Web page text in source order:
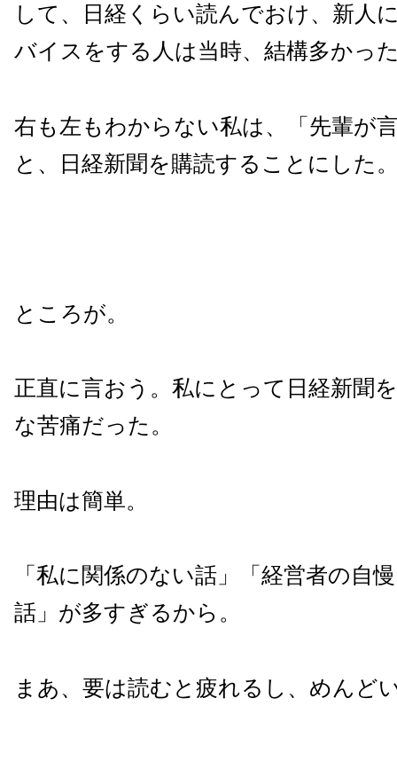
して、日経くらい読んでおけ、新人
バイスをする人は当時、結構多かっ
右も左もわからない私は、「先輩が
と、日経新聞を購読することにした
ところが。
正直に言おう。私にとって日経新聞
な苦痛だった。
理由は簡単。
「私に関係のない話」「経営者の自
話」が多すぎるから。
まあ、要は読むと疲れるし、めんど